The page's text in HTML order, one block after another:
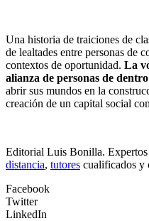
Una historia de traiciones de
de lealtades entre personas de
contextos de oportunidad. La
alianza de personas de
abrir sus mundos en la
creación de un capital social
Editorial Luis Bonilla. Expertos
distancia, tutores cualificados y
Facebook
Twitter
LinkedIn